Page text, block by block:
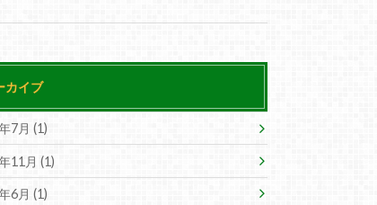
カイブ
7月 (1)
11月 (1)
6月 (1)